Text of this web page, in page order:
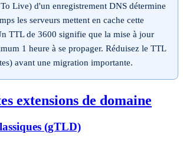
Live) d'un enregistrement DNS détermine
les serveurs mettent en cache cette
TTL de 3600 signifie que la mise à jour
1 heure à se propager. Réduisez le TTL
avant une migration importante.
extensions de domaine
(gTLD)